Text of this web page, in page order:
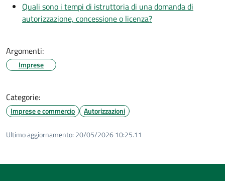
Quali sono i tempi di istruttoria di una domanda di
autorizzazione, concessione o licenza?
Argomenti:
Imprese
Categorie:
Imprese e commercio Autorizzazioni
Ultimo aggiornamento: 20/05/2026 10:25.11